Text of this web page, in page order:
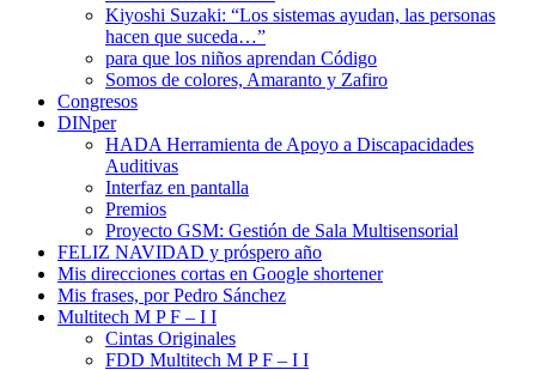
Kiyoshi Suzaki: “Los sistemas ayudan, las personas
hacen que suceda…”
para que los niños aprendan Código
Somos de colores, Amaranto y Zafiro
Congresos
DINper
HADA Herramienta de Apoyo a Discapacidades
Auditivas
Interfaz en pantalla
Premios
Proyecto GSM: Gestión de Sala Multisensorial
FELIZ NAVIDAD y próspero año
Mis direcciones cortas en Google shortener
Mis frases, por Pedro Sánchez
Multitech M P F – I I
Cintas Originales
FDD Multitech M P F – I I